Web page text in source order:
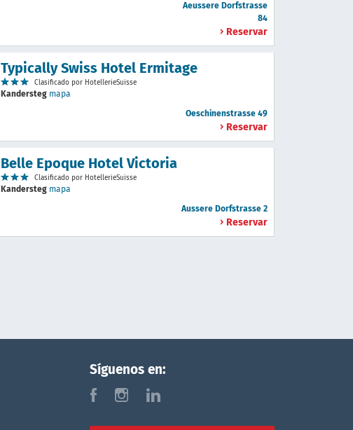
Aeussere Dorfstrasse
84
Reservar
Typically Swiss Hotel Ermitage
Clasificado por HotellerieSuisse
Kandersteg mapa
Oeschinenstrasse 49
Reservar
Belle Epoque Hotel Victoria
Clasificado por HotellerieSuisse
Kandersteg mapa
Aussere Dorfstrasse 2
Reservar
Síguenos en:
f i l